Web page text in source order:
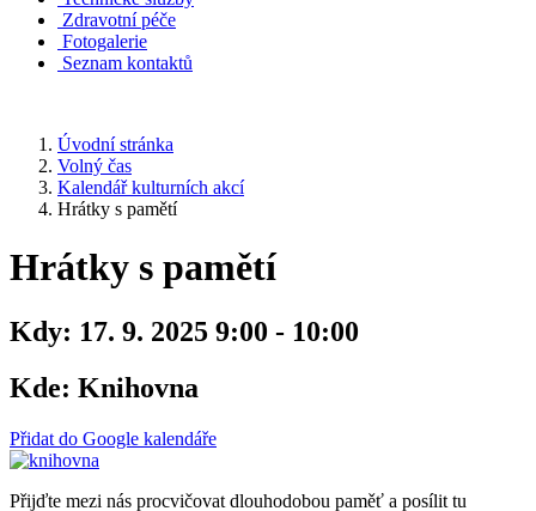
Zdravotní péče
Fotogalerie
Seznam kontaktů
Úvodní stránka
Volný čas
Kalendář kulturních akcí
Hrátky s pamětí
Hrátky s pamětí
Kdy: 17. 9. 2025 9:00 - 10:00
Kde: Knihovna
Přidat do Google kalendáře
Přijďte mezi nás procvičovat dlouhodobou paměť a posílit tu